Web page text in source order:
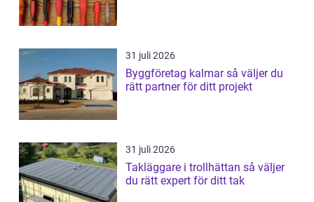
31 juli 2026
Byggföretag kalmar så väljer du
rätt partner för ditt projekt
31 juli 2026
Takläggare i trollhättan så väljer
du rätt expert för ditt tak